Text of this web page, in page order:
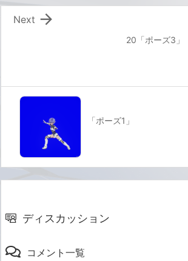
20「ポーズ3」

Next
「ポーズ1」
ディスカッション
コメント一覧